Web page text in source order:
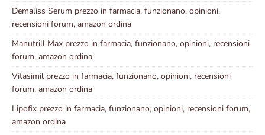
Demaliss Serum prezzo in farmacia, funzionano, opinioni,
recensioni forum, amazon ordina
Manutrill Max prezzo in farmacia, funzionano, opinioni, recensioni
forum, amazon ordina
Vitasimil prezzo in farmacia, funzionano, opinioni, recensioni
forum, amazon ordina
Lipofix prezzo in farmacia, funzionano, opinioni, recensioni forum,
amazon ordina